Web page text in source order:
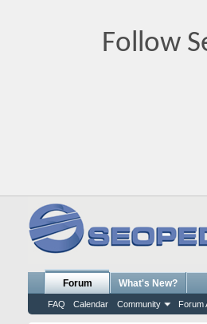
Follow
Forum
FAQ Calendar Community Forum
What's New?